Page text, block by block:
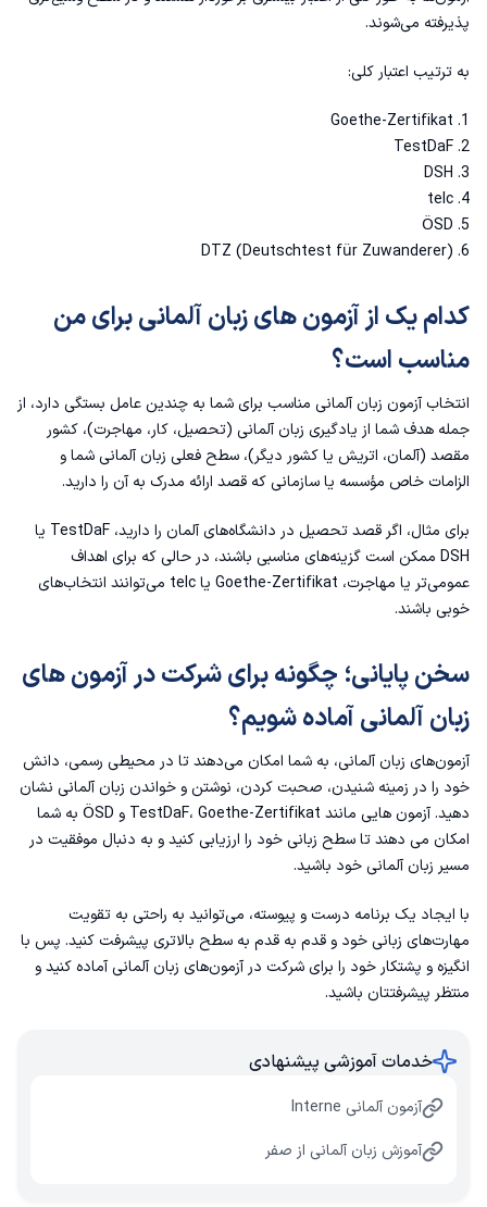
پذیرفته می‌شوند.
به ترتیب اعتبار کلی:
1. Goethe-Zertifikat
2. TestDaF
3. DSH
4. telc
5. ÖSD
6. DTZ (Deutschtest für Zuwanderer)
کدام یک از آزمون های زبان آلمانی برای من
مناسب است؟
انتخاب آزمون زبان آلمانی مناسب برای شما به چندین عامل بستگی دارد، از
جمله هدف شما از یادگیری زبان آلمانی (تحصیل، کار، مهاجرت)، کشور
مقصد (آلمان، اتریش یا کشور دیگر)، سطح فعلی زبان آلمانی شما و
الزامات خاص مؤسسه یا سازمانی که قصد ارائه مدرک به آن را دارید.
برای مثال، اگر قصد تحصیل در دانشگاه‌های آلمان را دارید، TestDaF یا
DSH ممکن است گزینه‌های مناسبی باشند، در حالی که برای اهداف
عمومی‌تر یا مهاجرت، Goethe-Zertifikat یا telc می‌توانند انتخاب‌های
خوبی باشند.
سخن پایانی؛ چگونه برای شرکت در آزمون های
زبان آلمانی آماده شویم؟
آزمون‌های زبان آلمانی، به شما امکان می‌دهند تا در محیطی رسمی، دانش
خود را در زمینه شنیدن، صحبت کردن، نوشتن و خواندن زبان آلمانی نشان
دهید. آزمون هایی مانند TestDaF، Goethe-Zertifikat و ÖSD به شما
امکان می دهند تا سطح زبانی خود را ارزیابی کنید و به دنبال موفقیت در
مسیر زبان آلمانی خود باشید.
با ایجاد یک برنامه درست و پیوسته، می‌توانید به راحتی به تقویت
مهارت‌های زبانی خود و قدم به قدم به سطح بالاتری پیشرفت کنید. پس با
انگیزه و پشتکار خود را برای شرکت در آزمون‌های زبان آلمانی آماده کنید و
منتظر پیشرفتتان باشید.
خدمات آموزشی پیشنهادی
آزمون آلمانی Interne
آموزش زبان آلمانی از صفر